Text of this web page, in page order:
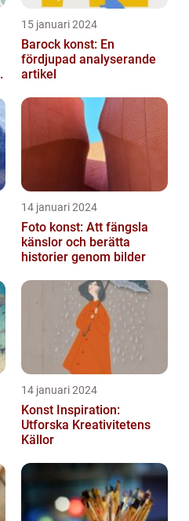
15 januari 2024
Barock konst: En
fördjupad analyserande
artikel
14 januari 2024
Foto konst: Att fängsla
känslor och berätta
historier genom bilder
14 januari 2024
Konst Inspiration:
Utforska Kreativitetens
Källor